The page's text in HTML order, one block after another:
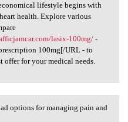
lifestyle begins with
health. Explore various
lasix-100mg/-
100mg[/URL - to
offer for your medical needs.
options for
options for managing pain and